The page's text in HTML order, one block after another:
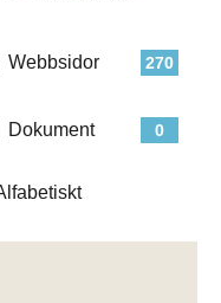
270
Webbsidor
0
Dokument